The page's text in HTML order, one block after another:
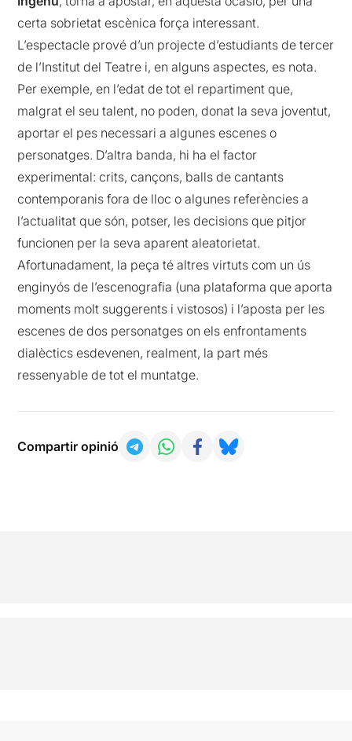
certa sobrietat escènica força interessant.
L’espectacle prové d’un projecte d’estudiants de tercer
de l’Institut del Teatre i, en alguns aspectes, es nota.
Per exemple, en l’edat de tot el repartiment que,
malgrat el seu talent, no poden, donat la seva joventut,
aportar el pes necessari a algunes escenes o
personatges. D’altra banda, hi ha el factor
experimental: crits, cançons, balls de cantants
contemporanis fora de lloc o algunes referències a
l’actualitat que són, potser, les decisions que pitjor
funcionen per la seva aparent aleatorietat.
Afortunadament, la peça té altres virtuts com un ús
enginyós de l’escenografia (una plataforma que aporta
moments molt suggerents i vistosos) i l’aposta per les
escenes de dos personatges on els enfrontaments
dialèctics esdevenen, realment, la part més
ressenyable de tot el muntatge.
Compartir opinió